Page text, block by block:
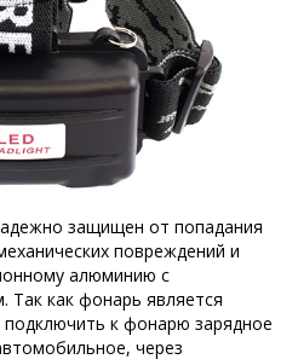
защищен от попадания
повреждений и
алюминию с
как фонарь является
к фонарю зарядное
через